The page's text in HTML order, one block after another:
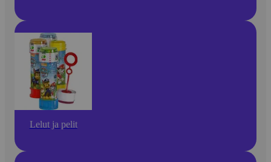
Lelut ja pelit